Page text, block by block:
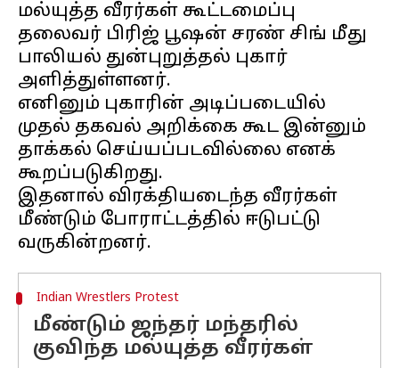
மல்யுத்த வீரர்கள் கூட்டமைப்பு
தலைவர் பிரிஜ் பூஷன் சரண் சிங் மீது
பாலியல் துன்புறுத்தல் புகார்
அளித்துள்ளனர்.
எனினும் புகாரின் அடிப்படையில்
முதல் தகவல் அறிக்கை கூட இன்னும்
தாக்கல் செய்யப்படவில்லை எனக்
கூறப்படுகிறது.
இதனால் விரக்தியடைந்த வீரர்கள்
மீண்டும் போராட்டத்தில் ஈடுபட்டு
Indian Wrestlers Protest
மீண்டும் ஜந்தர் மந்தரில்
குவிந்த மல்யுத்த வீரர்கள்